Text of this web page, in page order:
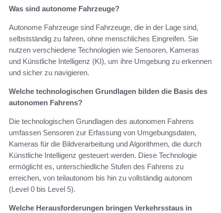
Was sind autonome Fahrzeuge?
Autonome Fahrzeuge sind Fahrzeuge, die in der Lage sind,
selbstständig zu fahren, ohne menschliches Eingreifen. Sie
nutzen verschiedene Technologien wie Sensoren, Kameras
und Künstliche Intelligenz (KI), um ihre Umgebung zu erkennen
und sicher zu navigieren.
Welche technologischen Grundlagen bilden die Basis des
autonomen Fahrens?
Die technologischen Grundlagen des autonomen Fahrens
umfassen Sensoren zur Erfassung von Umgebungsdaten,
Kameras für die Bildverarbeitung und Algorithmen, die durch
Künstliche Intelligenz gesteuert werden. Diese Technologie
ermöglicht es, unterschiedliche Stufen des Fahrens zu
erreichen, von teilautonom bis hin zu vollständig autonom
(Level 0 bis Level 5).
Welche Herausforderungen bringen Verkehrsstaus in